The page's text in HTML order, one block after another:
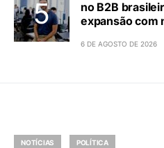
no B2B
expansão com
6 DE AGOSTO DE 2026
NOTÍCIAS POLÍTICA